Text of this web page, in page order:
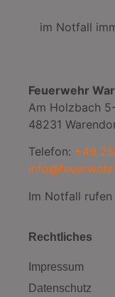
im Notfall
Feuerwehr
Am Holzbach
48231
Telefon: +49
Im Notfall rufen
Rechtliches
Impressum
Datenschutz